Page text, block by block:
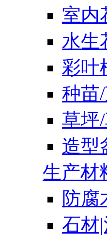
室内
水生
彩叶
种苗
草坪
造型
生产材
防腐
石材